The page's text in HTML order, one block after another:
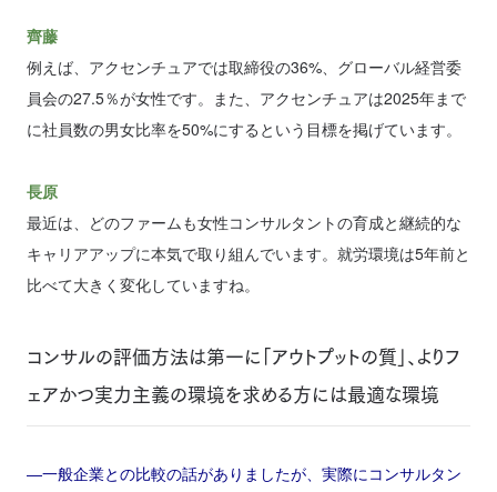
齊藤
例えば、アクセンチュアでは取締役の36%、グローバル経営委
員会の27.5％が女性です。また、アクセンチュアは2025年まで
に社員数の男女比率を50%にするという目標を掲げています。
長原
最近は、どのファームも女性コンサルタントの育成と継続的な
キャリアアップに本気で取り組んでいます。就労環境は5年前と
比べて大きく変化していますね。
コンサルの評価方法は第一に「アウトプットの質」、よりフ
ェアかつ実力主義の環境を求める方には最適な環境
―一般企業との比較の話がありましたが、実際にコンサルタン